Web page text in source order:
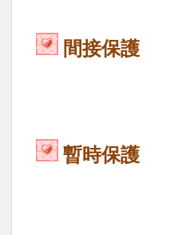
間接保護
暫時保護